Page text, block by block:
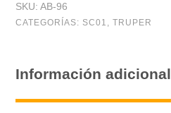
96,
9/16
SKU: AB-96
CATEGORÍAS: SC01 , TRUPER
Información adicional